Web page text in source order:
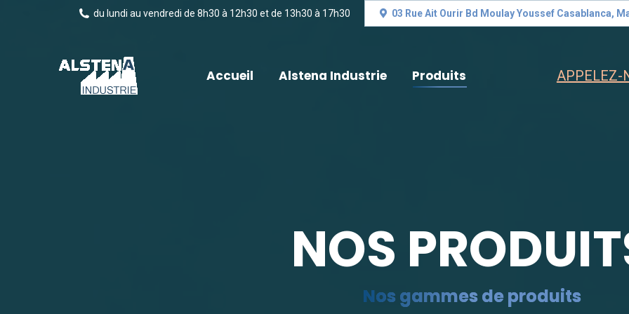
du lundi au vendredi de 8h30 à 12h30 et de 13h30 à 17h30 03 Rue Ait Ourir Bd Moulay Youssef Casablanca,
Accueil Alstena Industrie Produits APPELEZ-
NOS
Nos gammes de produits